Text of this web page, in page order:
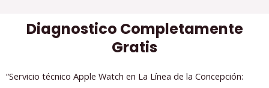
Diagnostico Completamente
Gratis
“Servicio técnico Apple Watch en La Línea de la Concepción: